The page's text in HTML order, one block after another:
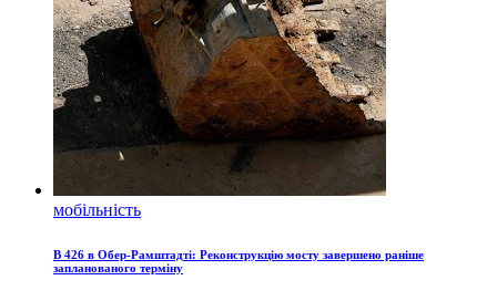
мобільність
B 426 в Обер-Рамштадті: Реконструкцію мосту завершено раніше
запланованого терміну